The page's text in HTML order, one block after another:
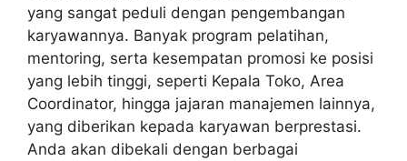
yang sangat peduli dengan pengembangan
karyawannya. Banyak program pelatihan,
mentoring, serta kesempatan promosi ke posisi
yang lebih tinggi, seperti Kepala Toko, Area
Coordinator, hingga jajaran manajemen lainnya,
yang diberikan kepada karyawan berprestasi.
Anda akan dibekali dengan berbagai